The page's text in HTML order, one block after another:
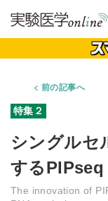
前の記事へ
シングルセ
するPIPseq
The innovation of